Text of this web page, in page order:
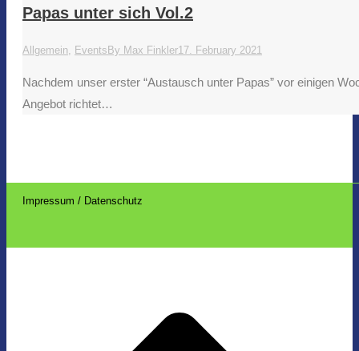
Papas unter sich Vol.2
Allgemein, Events By Max Finkler17. February 2021
Nachdem unser erster “Austausch unter Papas” vor einigen
Angebot richtet…
Impressum / Datenschutz